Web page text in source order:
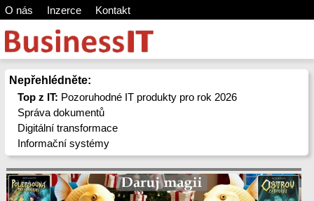
O nás Inzerce Kontakt
Nepřehlédněte:
Top z IT: Pozoruhodné IT produkty pro rok 2026
Správa dokumentů
Digitální transformace
Informační systémy